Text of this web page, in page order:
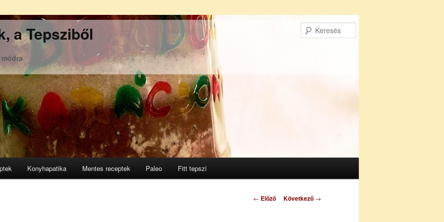
a Tepsziből
Konyhapatika Mentes receptek Paleo Fitt tepszi
Bejegyzés
← Előző Következő →